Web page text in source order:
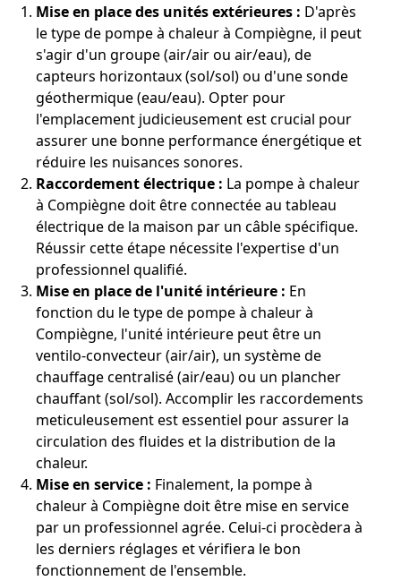
Mise en place des unités extérieures : D'après
le type de pompe à chaleur à Compiègne, il peut
s'agir d'un groupe (air/air ou air/eau), de
capteurs horizontaux (sol/sol) ou d'une sonde
géothermique (eau/eau). Opter pour
l'emplacement judicieusement est crucial pour
assurer une bonne performance énergétique et
réduire les nuisances sonores.
Raccordement électrique : La pompe à chaleur
à Compiègne doit être connectée au tableau
électrique de la maison par un câble spécifique.
Réussir cette étape nécessite l'expertise d'un
professionnel qualifié.
Mise en place de l'unité intérieure : En
fonction du le type de pompe à chaleur à
Compiègne, l'unité intérieure peut être un
ventilo-convecteur (air/air), un système de
chauffage centralisé (air/eau) ou un plancher
chauffant (sol/sol). Accomplir les raccordements
meticuleusement est essentiel pour assurer la
circulation des fluides et la distribution de la
chaleur.
Mise en service : Finalement, la pompe à
chaleur à Compiègne doit être mise en service
par un professionnel agrée. Celui-ci procèdera à
les derniers réglages et vérifiera le bon
fonctionnement de l'ensemble.